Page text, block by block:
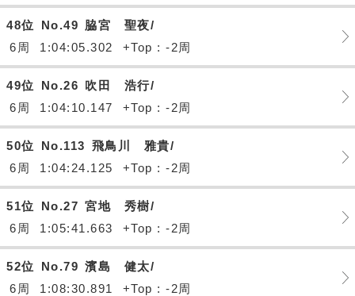
48位 No.49 脇宮 聖夜/
6周
1:04:05.302 +Top : -2周
49位 No.26 吹田 浩行/
6周
1:04:10.147 +Top : -2周
50位 No.113 飛鳥川 雅貴/
6周
1:04:24.125 +Top : -2周
51位 No.27 宮地 秀樹/
6周
1:05:41.663 +Top : -2周
52位 No.79 濱島 健太/
6周
1:08:30.891 +Top : -2周